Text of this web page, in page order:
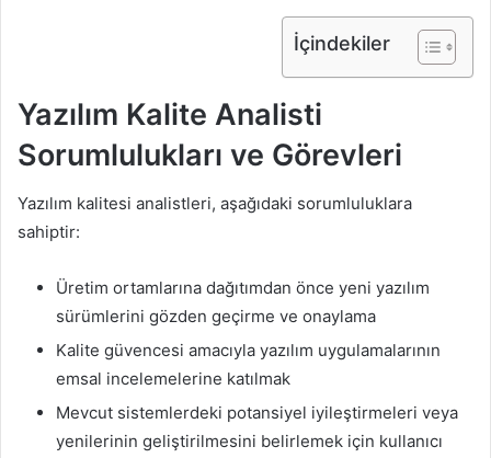
İçindekiler
Yazılım Kalite Analisti
Sorumlulukları ve Görevleri
Yazılım kalitesi analistleri, aşağıdaki sorumluluklara
sahiptir:
Üretim ortamlarına dağıtımdan önce yeni yazılım
sürümlerini gözden geçirme ve onaylama
Kalite güvencesi amacıyla yazılım uygulamalarının
emsal incelemelerine katılmak
Mevcut sistemlerdeki potansiyel iyileştirmeleri veya
yenilerinin geliştirilmesini belirlemek için kullanıcı